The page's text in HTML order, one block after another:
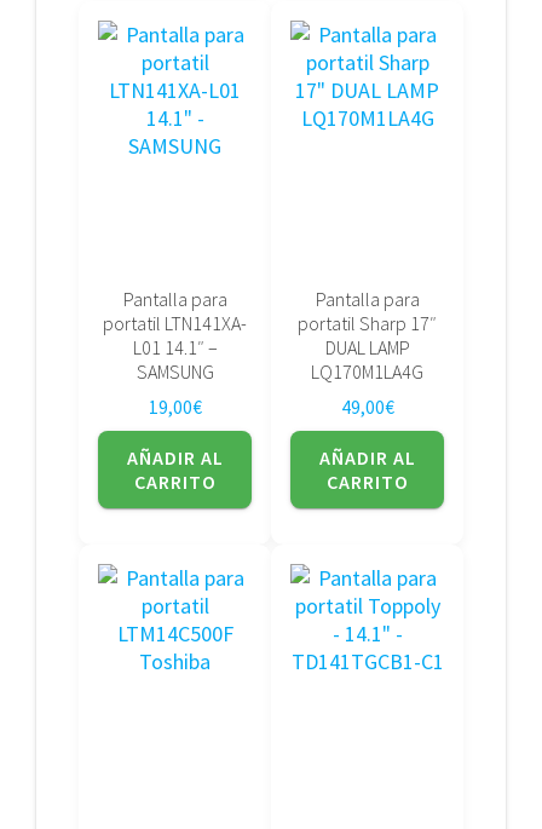
Pantalla para
portatil LTN141XA-
L01 14.1″ –
SAMSUNG
19,00€
AÑADIR AL
CARRITO
Pantalla para
portatil Sharp 17″
DUAL LAMP
LQ170M1LA4G
49,00€
AÑADIR AL
CARRITO